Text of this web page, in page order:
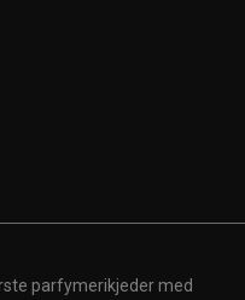
parfymerikjeder med